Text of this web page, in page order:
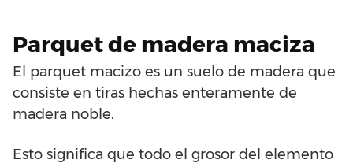
Parquet de madera maciza
El parquet macizo es un suelo de madera que
consiste en tiras hechas enteramente de
madera noble.
Esto significa que todo el grosor del elemento